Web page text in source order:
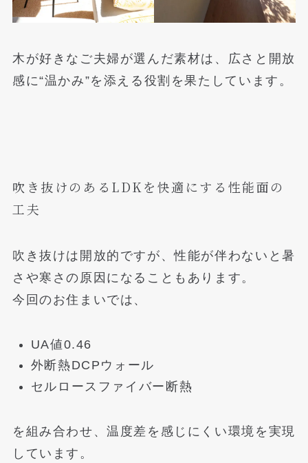
木が好きなご夫婦が選んだ素材は、広さと開放
感に“温かみ”を添える役割を果たしています。
吹き抜けのあるLDKを快適にする性能面の
工夫
吹き抜けは開放的ですが、性能が伴わないと暑
さや寒さの原因になることもあります。
今回のお住まいでは、
UA値0.46
外断熱DCPウォール
セルロースファイバー断熱
を組み合わせ、温度差を感じにくい環境を実現
しています。